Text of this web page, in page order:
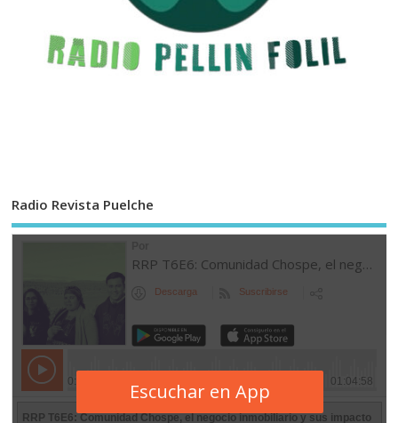
Radio Revista Puelche